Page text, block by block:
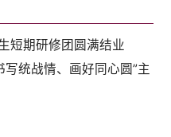
短期研修团圆满结业
写统战情、画好同心圆”主